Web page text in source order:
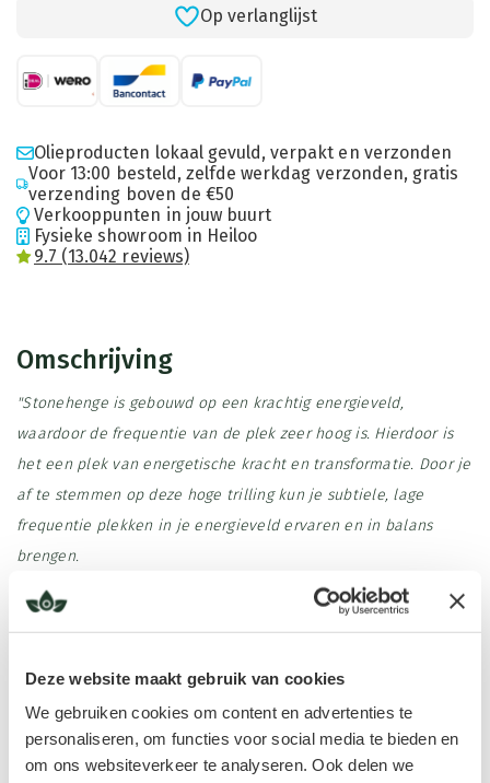
Deze website maakt gebruik van cookies
We gebruiken cookies om content en advertenties te
personaliseren, om functies voor social media te bieden en
om ons websiteverkeer te analyseren. Ook delen we
Op verlanglijst
Olieproducten lokaal gevuld, verpakt en verzonden
Voor 13:00 besteld, zelfde werkdag verzonden, gratis
verzending boven de €50
Verkooppunten in jouw buurt
Fysieke showroom in Heiloo
9.7 (13.042 reviews)
Omschrijving
"Stonehenge is gebouwd op een krachtig energieveld,
waardoor de frequentie van de plek zeer hoog is. Hierdoor is
het een plek van energetische kracht en transformatie. Door je
af te stemmen op deze hoge trilling kun je subtiele, lage
frequentie plekken in je energieveld ervaren en in balans
brengen.
Tegenwoordig is Stonehenge nog steeds magisch en komen
mensen naar de plek om de krachtige energie te voelen. Ik
tijd, naar het moment waarop de stenen en de plek werden
geladen met rituelen, gebeden en de energie van de mensen.
Lees meer